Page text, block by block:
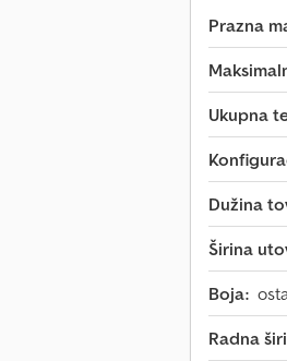
Prazna
Ukupna
Dužina
Širina
Boja:
Radna